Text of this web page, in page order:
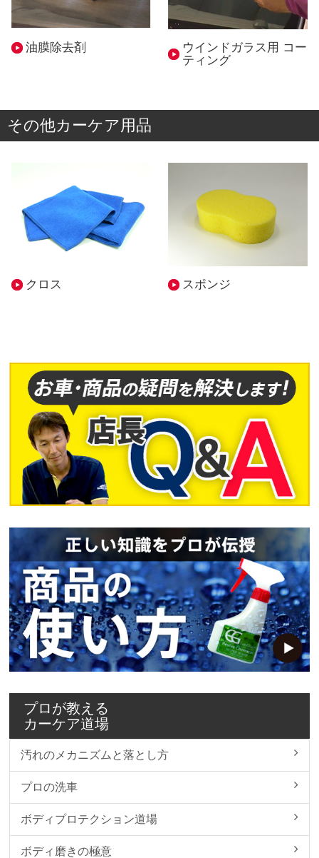
油膜除去剤
ウインドガラス用 コー
ティング
その他カーケア用品
クロス スポンジ
プロが教える
カーケア道場
汚れのメカニズムと落とし方
プロの洗車
ボディプロテクション道場
ボディ磨きの極意